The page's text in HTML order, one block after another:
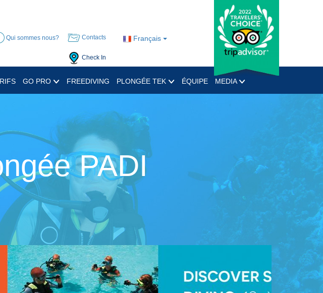
Français
Qui sommes nous? Contacts
Check In
GO PRO FREEDIVING PLONGÉE TEK ÉQUIPE MEDIA
PADI